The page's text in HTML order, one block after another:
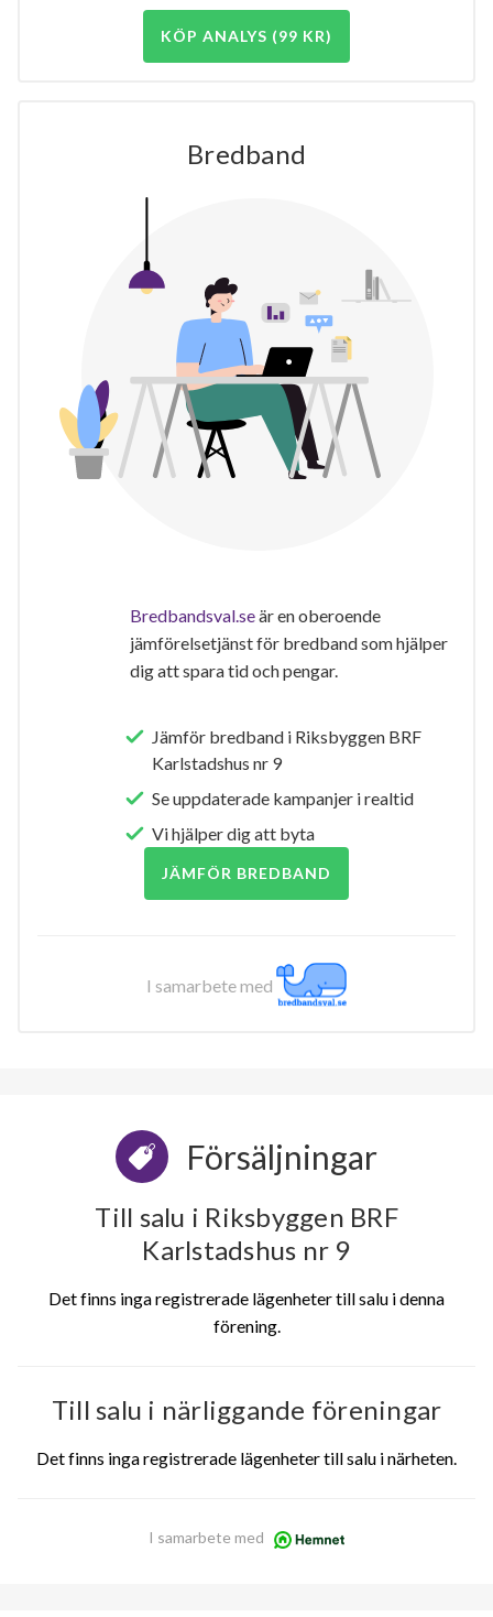
KÖP ANALYS (99 KR)
Bredband
Bredbandsval.seär en oberoende
jämförelsetjänst för bredband som hjälper
dig att spara tid och pengar.
Jämför bredband i Riksbyggen BRF
Karlstadshus nr 9
Se uppdaterade kampanjer i realtid
Vi hjälper dig att byta
JÄMFÖR BREDBAND
I samarbete med
Försäljningar
Till salu i Riksbyggen BRF
Karlstadshus nr 9
Det finns inga registrerade lägenheter till salu i denna
förening.
Till salu i närliggande föreningar
Det finns inga registrerade lägenheter till salu i närheten.
I samarbete med